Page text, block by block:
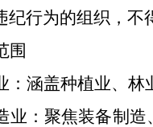
纪行为的组织，
围
：涵盖种植业、
业：聚焦装备制